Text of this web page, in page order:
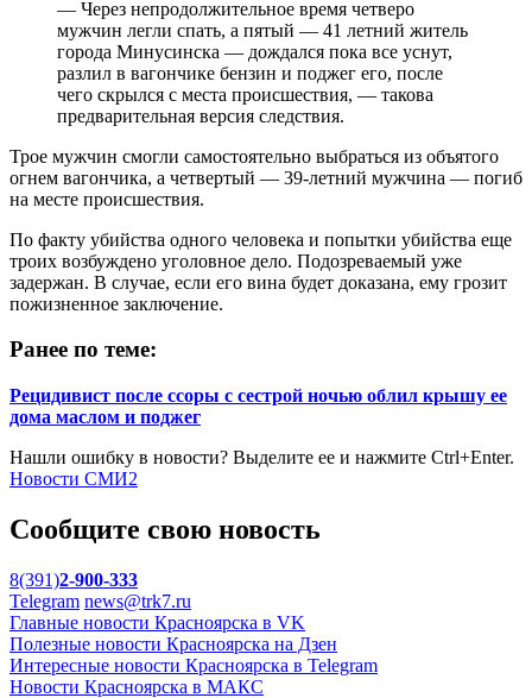
— Через непродолжительное время четверо
мужчин легли спать, а пятый — 41 летний житель
города Минусинска — дождался пока все уснут,
разлил в вагончике бензин и поджег его, после
чего скрылся с места происшествия, — такова
предварительная версия следствия.
Трое мужчин смогли самостоятельно выбраться из объятого
огнем вагончика, а четвертый — 39-летний мужчина — погиб
на месте происшествия.
По факту убийства одного человека и попытки убийства еще
троих возбуждено уголовное дело. Подозреваемый уже
задержан. В случае, если его вина будет доказана, ему грозит
пожизненное заключение.
Ранее по теме:
Рецидивист после ссоры с сестрой ночью облил крышу ее
дома маслом и поджег
Нашли ошибку в новости? Выделите ее и нажмите Ctrl+Enter.
Новости СМИ2
Сообщите свою новость
8(391)2-900-333
Telegram news@trk7.ru
Главные новости Красноярска в VK
Полезные новости Красноярска на Дзен
Интересные новости Красноярска в Telegram
Новости Красноярска в МАКС